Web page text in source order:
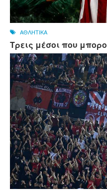
ΑΘΛΗΤΙΚΑ
Τρεις μέσοι που